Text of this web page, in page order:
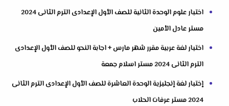
اختبار علوم الوحدة الثانية للصف الأول الإعدادى الترم الثانى 2024
مستر عادل الأمين
اختبار لغة عربية مقرر شهر مارس + اجابة النحو للصف الأول الإعدادى
الترم الثانى 2024 مستر اسلام جمعة
إختبار لغة إنجليزية الوحدة العاشرة للصف الأول الإعدادى الترم الثانى
2024 مستر عرفات الحلاب